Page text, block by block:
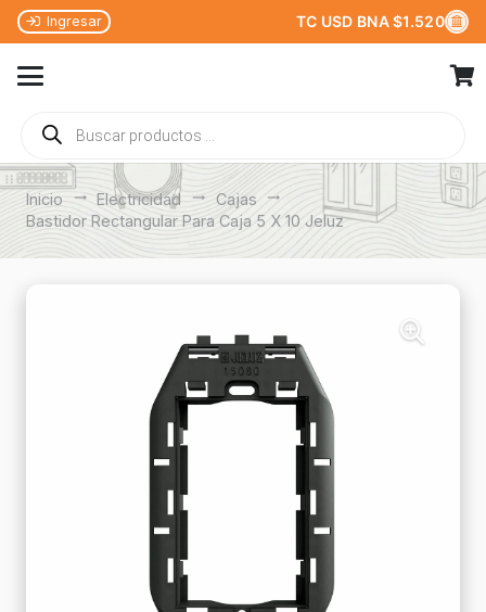
Ingresar TC USD BNA $1.520
Búsqueda
de
productos
Inicio trending_flat Electricidad trending_flat Cajas trending_flat
Bastidor Rectangular Para Caja 5 X 10 Jeluz